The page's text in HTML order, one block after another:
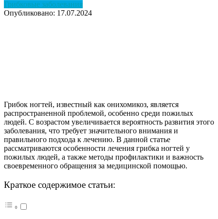
Грибковые заболевания
Опубликовано: 17.07.2024
Грибок ногтей, известный как онихомикоз, является
распространенной проблемой, особенно среди пожилых
людей. С возрастом увеличивается вероятность развития этого
заболевания, что требует значительного внимания и
правильного подхода к лечению. В данной статье
рассматриваются особенности лечения грибка ногтей у
пожилых людей, а также методы профилактики и важность
своевременного обращения за медицинской помощью.
Краткое содержимое статьи: